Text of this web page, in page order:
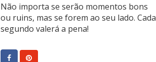
Não importa se serão momentos bons
ou ruins, mas se forem ao seu lado. Cada
segundo valerá a pena!